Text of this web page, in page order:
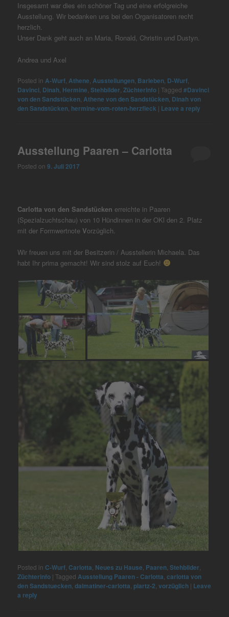
Insgesamt war dies ein schöner Tag und eine erfolgreiche
Ausstellung. Wir bedanken uns bei den Organisatoren recht
herzlich.
Unser Dank geht auch an Maria, Ronald, Christin und Dustyn.
Andrea und Axel
Posted in A-Wurf Athene Ausstellungen Barleben D-Wurf
Davinci Dinah Hermine ,Stehbilder ,Züchterinfo |Tagged #Davinci
von den Sandstücken Athene von den Sandstücken Dinah von
den Sandstücken hermine-vom-roten-herzfleck | Leave a reply
Ausstellung Paaren – Carlotta
Posted on9. Juli 2017
Carlotta von den Sandstücken erreichte in Paaren
(Spezialzuchtschau) von 10 Hündinnen in der OKl den 2. Platz
mit der FormwertnoteVorzüglich.
Wir freuen uns mit der Besitzerin / Ausstellerin Michaela. Das
habt Ihr prima gemacht! Wir sind stolz auf Euch!
Posted in C-Wurf ,Carlotta Neues zu Hause Paaren ,Stehbilder
Züchterinfo |Tagged Ausstellung Paaren - Carlotta ,carlotta von
den Sandstuecken ,dalmatiner-carlotta plartz-2 ,vorzüglich | Leave
a reply